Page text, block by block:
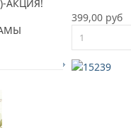
399,00 руб
АКЦИЯ!